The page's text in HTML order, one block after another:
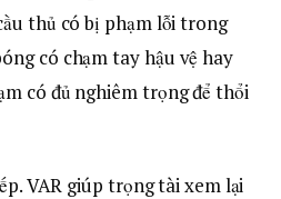
thủ có bị phạm lỗi trong
có chạm tay hậu vệ hay
có đủ nghiêm trọng để thổi
VAR giúp trọng tài xem lại